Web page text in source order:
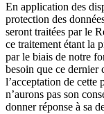
En application des
protection des
seront traitées par le
ce traitement étant la
par le biais de notre
besoin que ce dernier
l’acceptation de cette
n’aurons pas son
donner réponse à sa